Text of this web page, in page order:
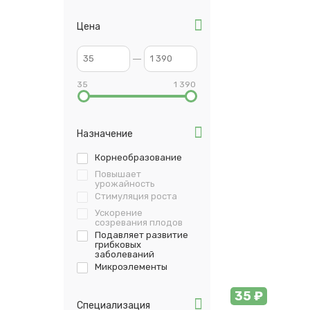
Цена
35 1 390
Назначение
Корнеобразование
Повышает
урожайность
Стимуляция роста
Ускорение
созревания плодов
Подавляет развитие
грибковых
заболеваний
Микроэлементы
Специализация
35 ₽